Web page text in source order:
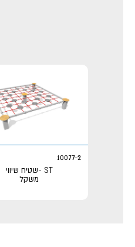
10077-2
ST -שטיח שיווי
משקל